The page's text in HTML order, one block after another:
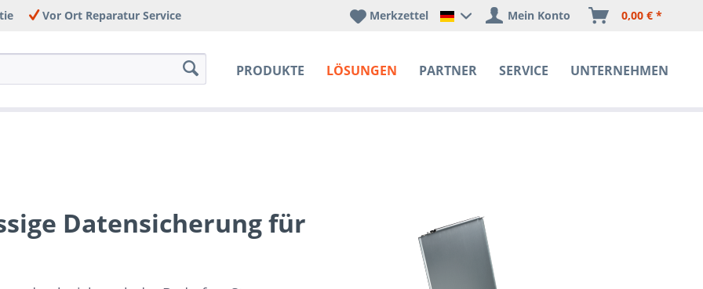
Vor Ort Reparatur Service
PRODUKTE LÖSUNGEN PARTNER SERVICE UNTERNEHMEN
Happyware Deutschland
Merkzettel Mein Konto 0,00 € *
Datensicherung für